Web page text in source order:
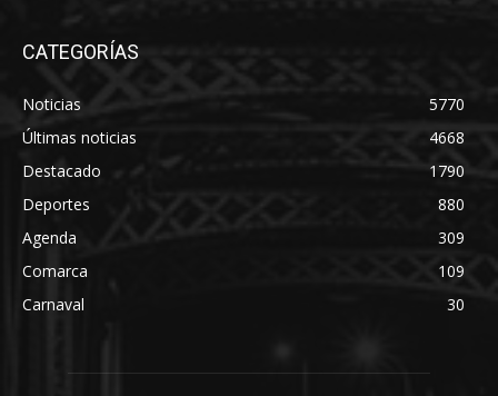
CATEGORÍAS
Noticias
5770
Últimas noticias
4668
Destacado
1790
Deportes
880
Agenda
309
Comarca
109
Carnaval
30